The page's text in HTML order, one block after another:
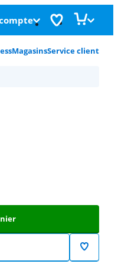
MagasinsService client